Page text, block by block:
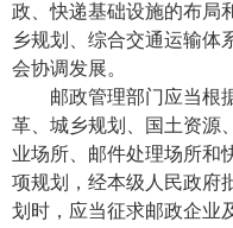
政、快递基础设施的布局
乡规划、综合交通运输体
会协调发展。
邮政管理部门应当根据
革、城乡规划、国土资源
业场所、邮件处理场所和
项规划，经本级人民政府
划时，应当征求邮政企业